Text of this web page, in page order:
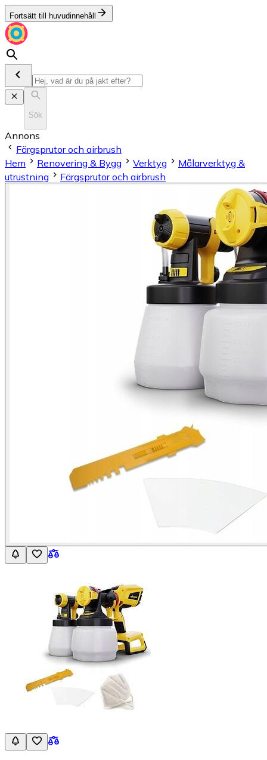
Fortsätt till huvudinnehåll
Sök
Annons
Färgsprutor och airbrush
Hem
Renovering & Bygg Verktyg
Målarverktyg &
utrustning
Färgsprutor och airbrush